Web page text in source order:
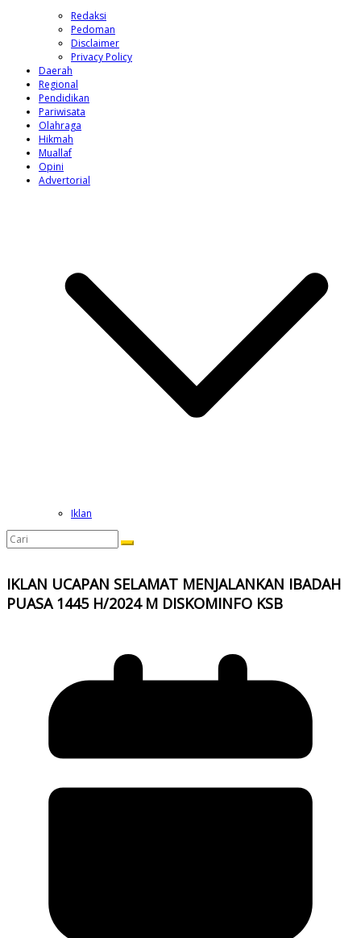
Redaksi
Pedoman
Disclaimer
Privacy Policy
Daerah
Regional
Pendidikan
Pariwisata
Olahraga
Hikmah
Muallaf
Opini
Advertorial
Iklan
IKLAN UCAPAN SELAMAT MENJALANKAN IBADAH
PUASA 1445 H/2024 M DISKOMINFO KSB